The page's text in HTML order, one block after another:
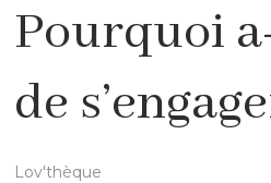
Pourquoi
de
Lov'thèque